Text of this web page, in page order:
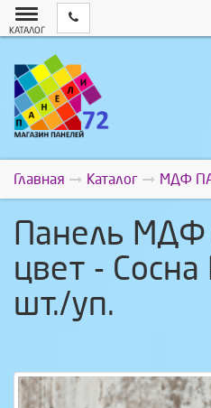
КАТАЛОГ
Главная Каталог МДФ
Панель МДФ
цвет - Сосна
шт./уп.